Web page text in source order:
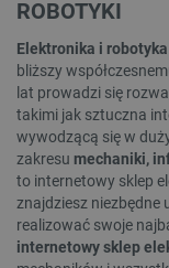
ROBOTYKI
Elektronika i robotyka
bliższy
lat prowadzi się
takimi jak sztuczna
wywodzącą się w
zakresu mechaniki,
to internetowy sklep
znajdziesz niezbędne
realizować swoje
internetowy sklep